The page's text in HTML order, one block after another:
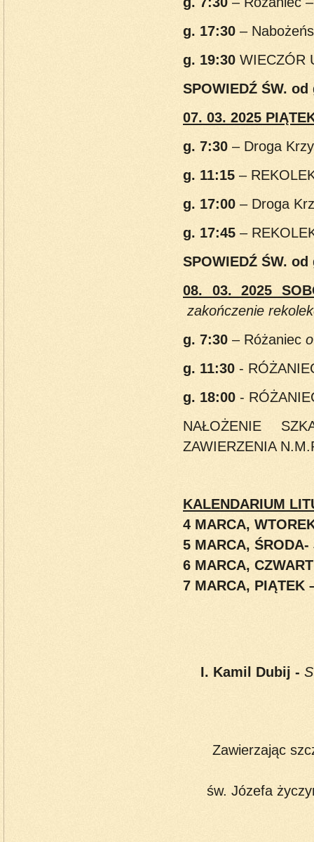
g. 17:30 –
g. 19:30 WIECZÓR
SPOWIEDŹ ŚW. od
07. 03. 2025
g. 7:30 – Droga
g. 11:15 –
g. 17:00 – Droga
g. 17:45 –
SPOWIEDŹ ŚW. od
08. 03. 2025
zakończenie
g. 7:30 – Różaniec
g. 11:30 -
g. 18:00 -
NAŁOŻENIE
ZAWIERZENIA
KALENDARIUM
4 MARCA,
5 MARCA, ŚRODA-
6 MARCA,
7 MARCA, PIĄTEK
I. Kamil Dubij -
Zawierzając
św. Józefa